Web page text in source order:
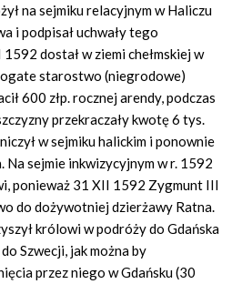
na sejmiku relacyjnym w Haliczu
i podpisał uchwały tego
dostał w ziemi chełmskiej w
starostwo (niegrodowe)
600 złp. rocznej arendy, podczas
przekraczały kwotę 6 tys.
w sejmiku halickim i ponownie
Na sejmie inkwizycyjnym w r. 1592
ponieważ 31 XII 1592 Zygmunt III
do dożywotniej dzierżawy Ratna.
królowi w podróży do Gdańska
Szwecji, jak można by
przez niego w Gdańsku (30